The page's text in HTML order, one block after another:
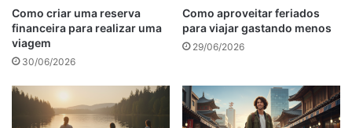
Como criar uma reserva
financeira para realizar uma
viagem
30/06/2026
Como aproveitar feriados
para viajar gastando menos
29/06/2026